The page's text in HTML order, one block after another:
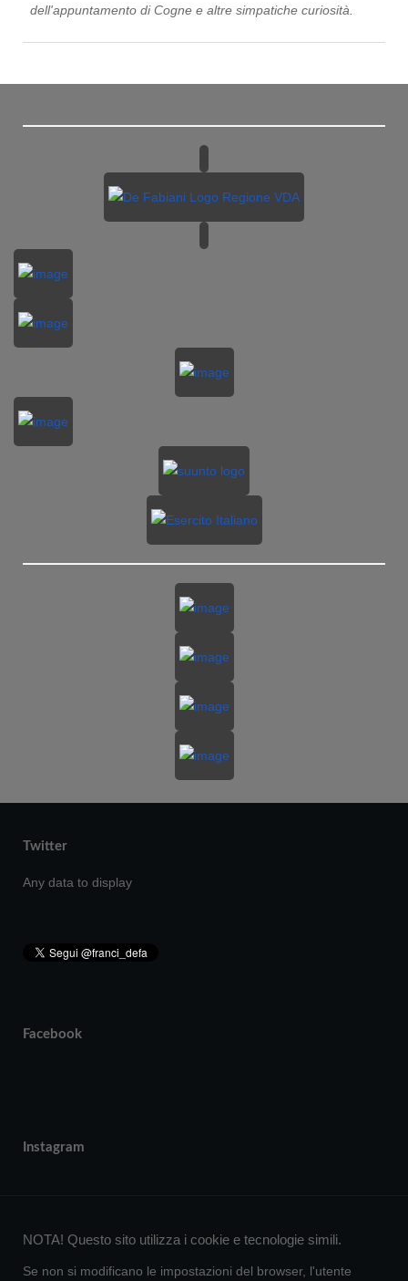
dell'appuntamento di Cogne e altre simpatiche curiosità.
Twitter
Any data to display
Facebook
Instagram
NOTA! Questo sito utilizza i cookie e tecnologie simili.
Se non si modificano le impostazioni del browser, l'utente